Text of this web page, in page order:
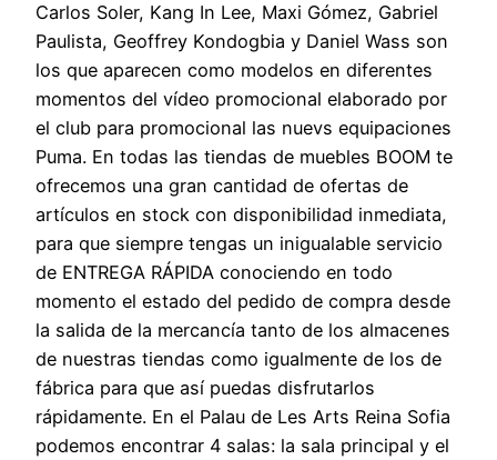
Carlos Soler, Kang In Lee, Maxi Gómez, Gabriel
Paulista, Geoffrey Kondogbia y Daniel Wass son
los que aparecen como modelos en diferentes
momentos del vídeo promocional elaborado por
el club para promocional las nuevs equipaciones
Puma. En todas las tiendas de muebles BOOM te
ofrecemos una gran cantidad de ofertas de
artículos en stock con disponibilidad inmediata,
para que siempre tengas un inigualable servicio
de ENTREGA RÁPIDA conociendo en todo
momento el estado del pedido de compra desde
la salida de la mercancía tanto de los almacenes
de nuestras tiendas como igualmente de los de
fábrica para que así puedas disfrutarlos
rápidamente. En el Palau de Les Arts Reina Sofia
podemos encontrar 4 salas: la sala principal y el